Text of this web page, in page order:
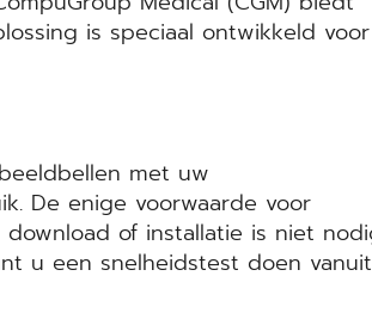
is speciaal ontwikkeld voor
met uw
De enige voorwaarde voor
of installatie is niet
u een snelheidstest doen vanuit